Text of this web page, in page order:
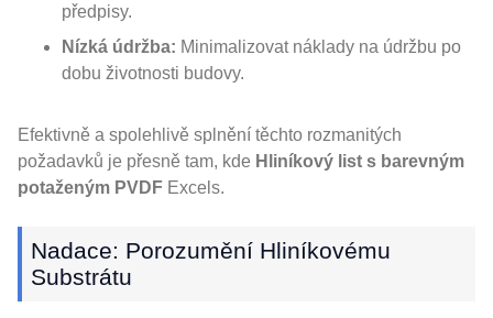
předpisy.
Nízká údržba: Minimalizovat náklady na údržbu po
dobu životnosti budovy.
Efektivně a spolehlivě splnění těchto rozmanitých
požadavků je přesně tam, kde Hliníkový list s barevným
potaženým PVDF Excels.
Nadace: Porozumění Hliníkovému
Substrátu